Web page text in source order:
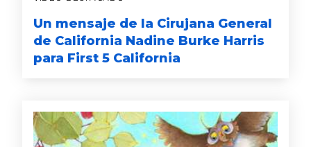
Un mensaje de la Cirujana General
de California Nadine Burke Harris
para First 5 California